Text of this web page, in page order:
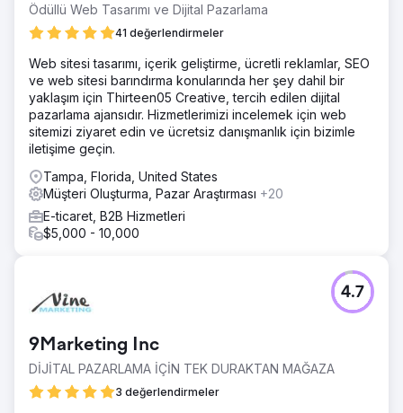
Ödüllü Web Tasarımı ve Dijital Pazarlama
41 değerlendirmeler
Web sitesi tasarımı, içerik geliştirme, ücretli reklamlar, SEO
ve web sitesi barındırma konularında her şey dahil bir
yaklaşım için Thirteen05 Creative, tercih edilen dijital
pazarlama ajansıdır. Hizmetlerimizi incelemek için web
sitemizi ziyaret edin ve ücretsiz danışmanlık için bizimle
iletişime geçin.
Tampa, Florida, United States
Müşteri Oluşturma, Pazar Araştırması +20
E-ticaret, B2B Hizmetleri
$5,000 - 10,000
9Marketing Inc
DİJİTAL PAZARLAMA İÇİN TEK DURAKTAN MAĞAZA
3 değerlendirmeler
4.7